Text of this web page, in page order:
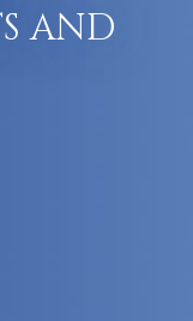
AND